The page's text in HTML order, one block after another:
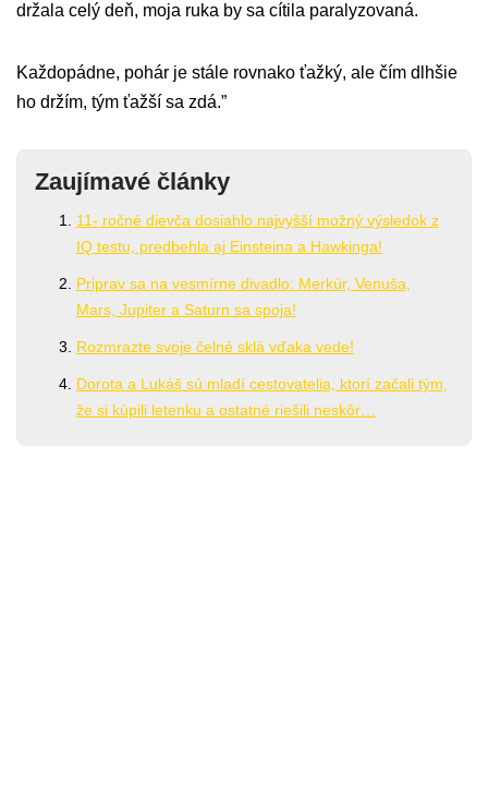
držala celý deň, moja ruka by sa cítila paralyzovaná.
Každopádne, pohár je stále rovnako ťažký, ale čím dlhšie
ho držím, tým ťažší sa zdá.”
Zaujímavé články
11- ročné dievča dosiahlo najvyšší možný výsledok z
IQ testu, predbehla aj Einsteina a Hawkinga!
Priprav sa na vesmírne divadlo: Merkúr, Venuša,
Mars, Jupiter a Saturn sa spoja!
Rozmrazte svoje čelné sklá vďaka vede!
Dorota a Lukáš sú mladí cestovatelia, ktorí začali tým,
že si kúpili letenku a ostatné riešili neskôr…